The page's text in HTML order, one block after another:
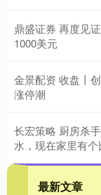
鼎盛证券 再度见
1000美元
金景配资 收盘丨
涨停潮
长宏策略 厨房杀
水，现在家里有个
最新文章